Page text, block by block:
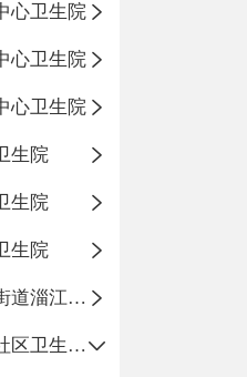
心卫生院
心卫生院
心卫生院
生院
生院
生院
临淄区稷下街道淄江社区卫生服务中心
临淄区雪宫社区卫生服务中心